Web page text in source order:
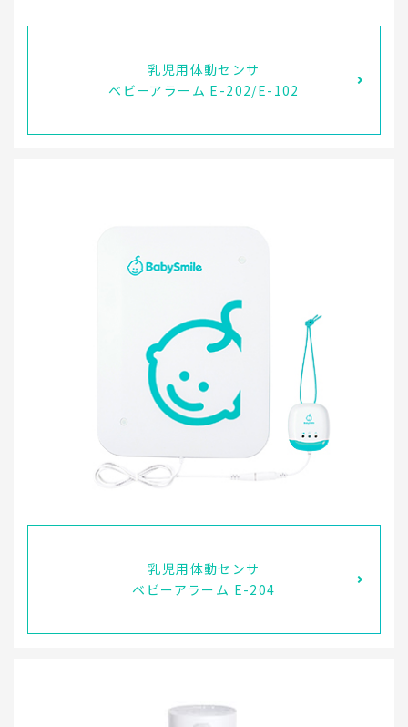
乳児用体動センサ
ベビーアラーム E-202/E-102
乳児用体動センサ
ベビーアラーム E-204